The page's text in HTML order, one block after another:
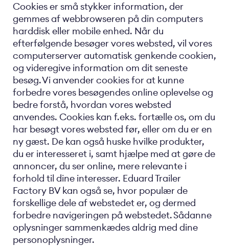
Cookies er små stykker information, der
gemmes af webbrowseren på din computers
harddisk eller mobile enhed. Når du
efterfølgende besøger vores websted, vil vores
computerserver automatisk genkende cookien,
og videregive information om dit seneste
besøg. Vi anvender cookies for at kunne
forbedre vores besøgendes online oplevelse og
bedre forstå, hvordan vores websted
anvendes. Cookies kan f.eks. fortælle os, om du
har besøgt vores websted før, eller om du er en
ny gæst. De kan også huske hvilke produkter,
du er interesseret i, samt hjælpe med at gøre de
annoncer, du ser online, mere relevante i
forhold til dine interesser. Eduard Trailer
Factory BV kan også se, hvor populær de
forskellige dele af webstedet er, og dermed
forbedre navigeringen på webstedet. Sådanne
oplysninger sammenkædes aldrig med dine
personoplysninger.